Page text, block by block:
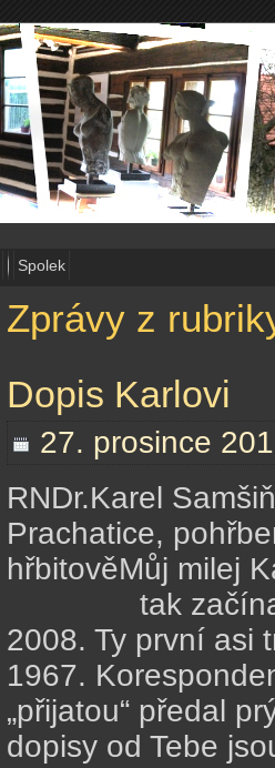
Spolek
Zprávy z
Dopis Karlovi
27. prosince
RNDr.Karel
Prachatice,
hřbitověMůj milej
tak začínaly
2008. Ty první asi
1967.
„přijatou“ předal
dopisy od Tebe